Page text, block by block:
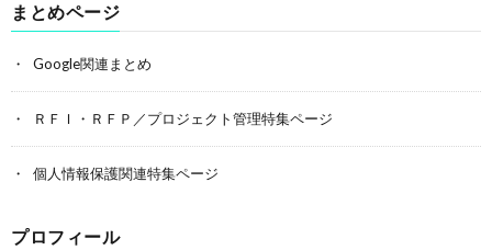
まとめページ
Google関連まとめ
ＲＦＩ・ＲＦＰ／プロジェクト管理特集ページ
個人情報保護関連特集ページ
プロフィール